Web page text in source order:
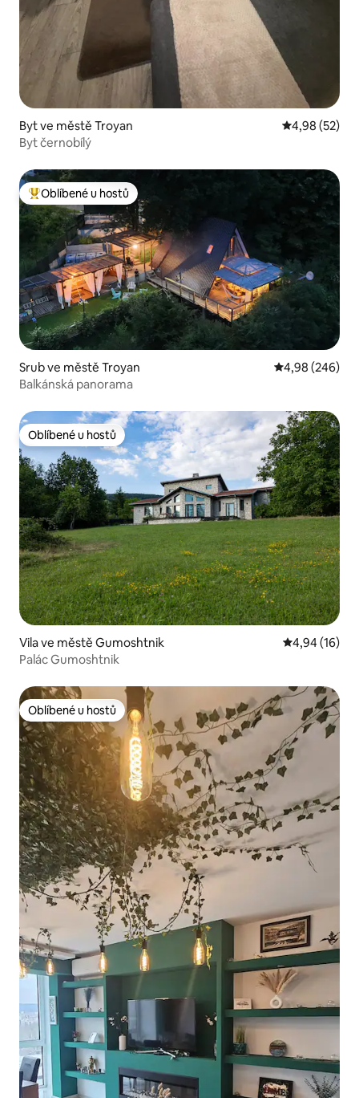
Byt ve městě Troyan Průměrné
4,98 (52)
Byt černobílý
Nejlepší v kategorii Oblíbené u hostů
Oblíbené u hostů
Srub ve městě Troyan Průměrné
4,98 (246)
Balkánská panorama
Oblíbené u hostů
Oblíbené u hostů
Vila ve městě Gumoshtnik Průměrné
4,94 (16)
Palác Gumoshtnik
Oblíbené u hostů
Oblíbené u hostů